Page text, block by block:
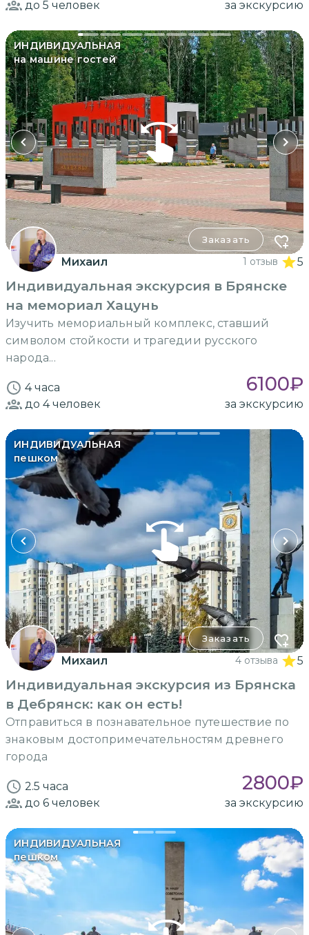
до 5 человек за экскурсию
ИНДИВИДУАЛЬНАЯ
на машине гостей
Заказать
Михаил 1 отзыв 5
Индивидуальная экскурсия в Брянске
на мемориал Хацунь
Изучить мемориальный комплекс, ставший
символом стойкости и трагедии русского
народа...
4 часа 6100₽
до 4человек за экскурсию
ИНДИВИДУАЛЬНАЯ
пешком
Заказать
Михаил 4 отзыва 5
Индивидуальная экскурсия из Брянска
в Дебрянск: как он есть!
Отправиться в познавательное путешествие по
знаковым достопримечательностям древнего
города
2.5 часа 2800₽
до 6 человек за экскурсию
ИНДИВИДУАЛЬНАЯ
пешком